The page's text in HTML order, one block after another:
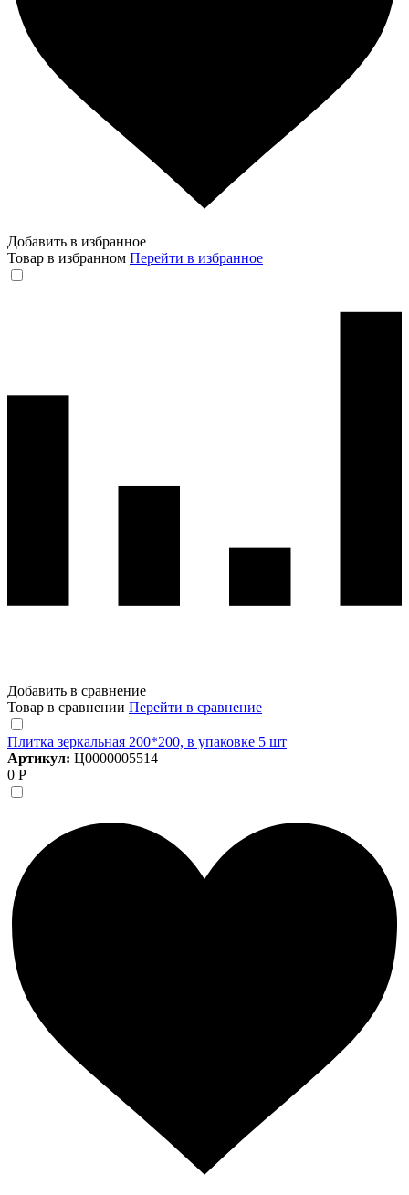
Добавить в избранное
Товар в избранном Перейти в избранное
Добавить в сравнение
Товар в сравнении Перейти в сравнение
Плитка зеркальная 200*200, в упаковке 5 шт
Артикул: Ц0000005514
0 Р